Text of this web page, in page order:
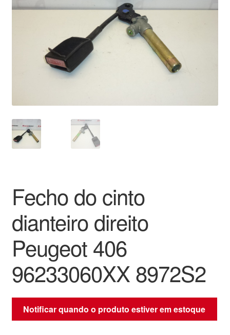
Pagamentos
Procedimento de Reclamação
Sobre nós
Termos e Condições
Transporte
Fecho do cinto
dianteiro direito
Peugeot 406
96233060XX 8972S2
Notificar quando o produto estiver em estoque